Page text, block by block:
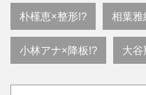
朴槿恵×整形!? 相葉雅
小林アナ×降板!? 大谷